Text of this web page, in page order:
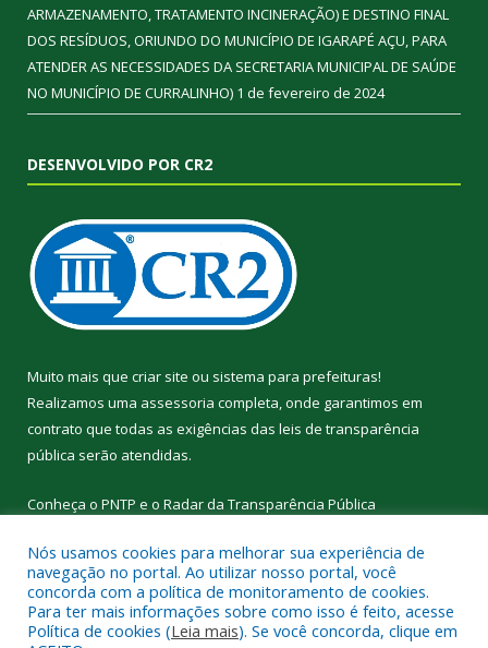
ARMAZENAMENTO, TRATAMENTO INCINERAÇÃO) E DESTINO FINAL
DOS RESÍDUOS, ORIUNDO DO MUNICÍPIO DE IGARAPÉ AÇU, PARA
ATENDER AS NECESSIDADES DA SECRETARIA MUNICIPAL DE SAÚDE
NO MUNICÍPIO DE CURRALINHO) 1 de fevereiro de 2024
DESENVOLVIDO POR CR2
Muito mais que criar site ou sistema para prefeituras!
Realizamos uma assessoria completa, onde garantimos em
contrato que todas as exigências das leis de transparência
pública serão atendidas.
Conheça o PNTP e o Radar da Transparência Pública
Todos os direitos reservados a Prefeitura Municipal de
Curralinho.
Nós usamos cookies para melhorar sua experiência de
navegação no portal. Ao utilizar nosso portal, você
concorda com a política de monitoramento de cookies.
Para ter mais informações sobre como isso é feito, acesse
Política de cookies (Leia mais). Se você concorda, clique em